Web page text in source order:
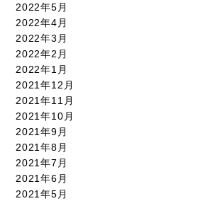
2022年5月
2022年4月
2022年3月
2022年2月
2022年1月
2021年12月
2021年11月
2021年10月
2021年9月
2021年8月
2021年7月
2021年6月
2021年5月